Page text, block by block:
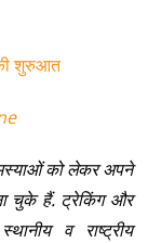
की शुरुआत
को लेकर अपने
चुके हैं. ट्रेकिंग और
व राष्ट्रीय